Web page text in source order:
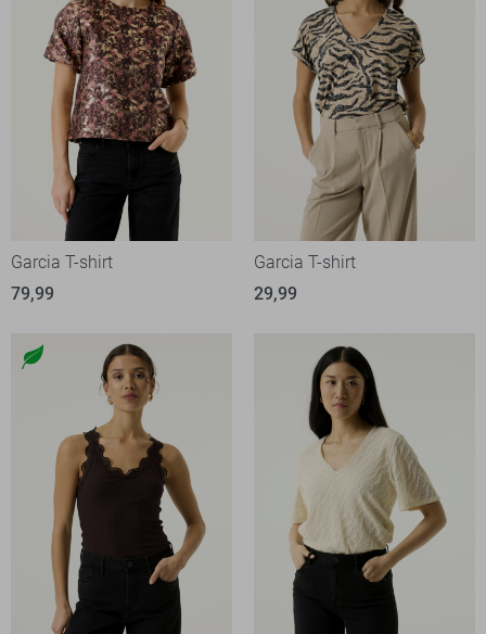
Garcia T-shirt
79,99
Garcia T-shirt
29,99